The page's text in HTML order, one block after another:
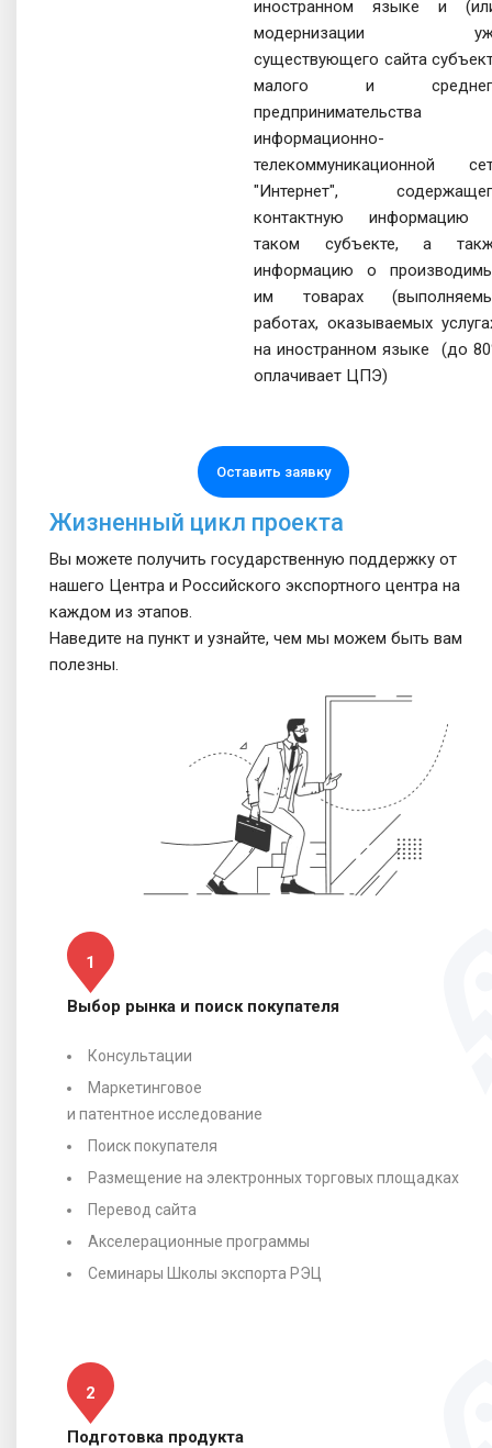
иностранном языке и
модернизации
существующего сайта
малого и
предпринимательства
информационно-
телекоммуникационной
"Интернет",
контактную информацию
таком субъекте, а
информацию о
им товарах
работах, оказываемых
на иностранном языке (до
оплачивает ЦПЭ)
Оставить заявку
Жизненный цикл проекта
Вы можете получить государственную поддержку от
нашего Центра и Российского экспортного центра на
каждом из этапов.
Наведите на пункт и узнайте, чем мы можем быть вам
полезны.
1
Выбор рынка и поиск покупателя
Консультации
Маркетинговое
и патентное исследование
Поиск покупателя
Размещение на электронных торговых площадках
Перевод сайта
Акселерационные программы
Семинары Школы экспорта РЭЦ
2
Подготовка продукта